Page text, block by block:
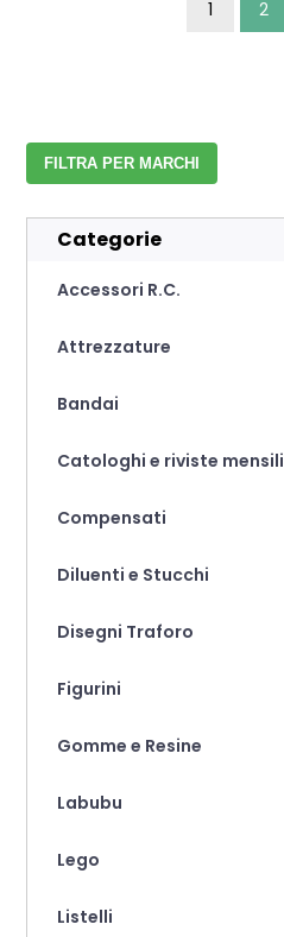
1 2
FILTRA PER MARCHI
Categorie
Accessori R.C.
Attrezzature
Bandai
Catologhi e riviste mensili
Compensati
Diluenti e Stucchi
Disegni Traforo
Figurini
Gomme e Resine
Labubu
Lego
Listelli